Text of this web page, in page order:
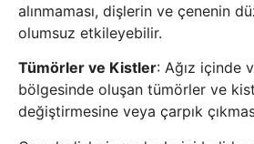
alınmaması, dişlerin ve çenenin
olumsuz etkileyebilir.
Tümörler ve Kistler: Ağız içinde
bölgesinde oluşan tümörler ve
değiştirmesine veya çarpık